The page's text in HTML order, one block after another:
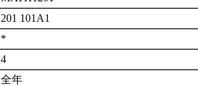
201 101A1
*
4
全年